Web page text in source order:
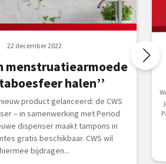
22 december 2022
menstruatiearmoede
halen’’
product gelanceerd: de CWS
– in samenwerking met Period
dispenser maakt tampons in
gratis beschikbaar. CWS wil
hiermee bijdragen...